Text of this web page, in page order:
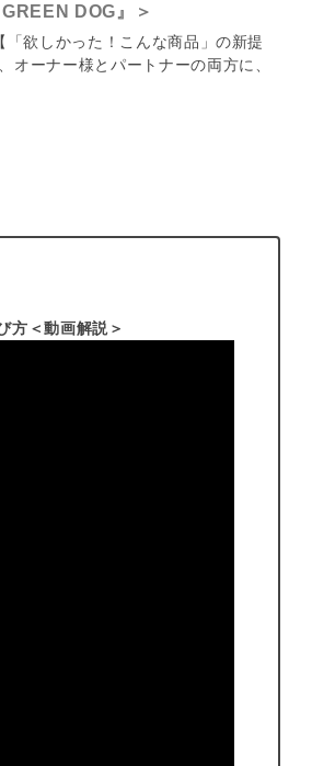
DOG』＞
欲しかった！こんな商品」の新提
ーナー様とパートナーの両方に、
方＜動画解説＞